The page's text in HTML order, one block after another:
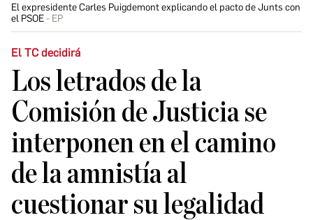
El expresidente Carles Puigdemont explicando el pacto de Junts con
el PSOE
EP
El TC decidirá
Los letrados de la
Comisión de Justicia se
interponen en el camino
de la amnistía al
cuestionar su legalidad